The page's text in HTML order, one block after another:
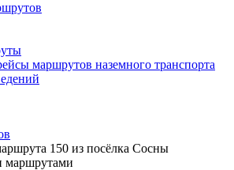
маршрутов наземного транспорта
150 из посёлка Сосны
маршрутами